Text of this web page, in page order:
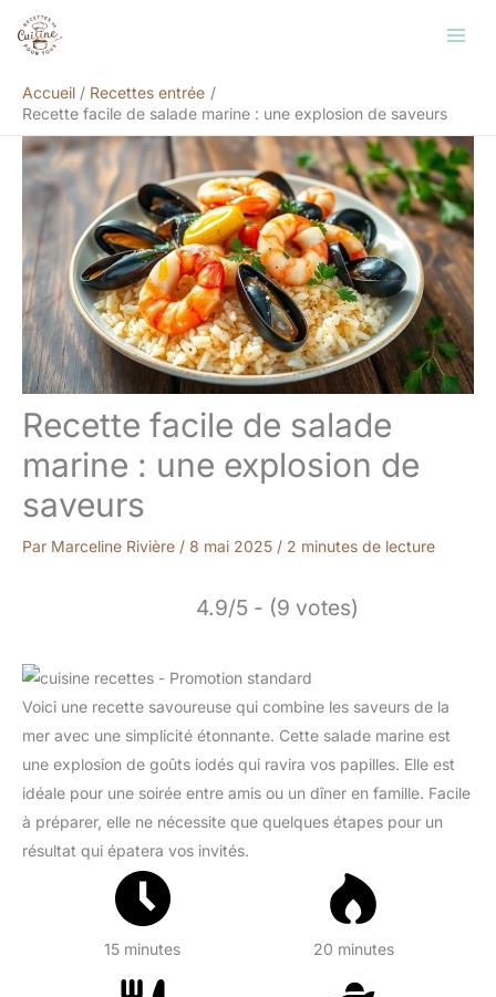
Accueil
Recettes entrée
Recette facile de salade marine : une explosion de saveurs
Recette facile de salade
marine : une explosion de
saveurs
Par Marceline Rivière / 8 mai 2025 / 2 minutes de lecture
4.9/5 - (9 votes)
Voici une recette savoureuse qui combine les saveurs de la
mer avec une simplicité étonnante. Cette salade marine est
une explosion de goûts iodés qui ravira vos papilles. Elle est
idéale pour une soirée entre amis ou un dîner en famille. Facile
à préparer, elle ne nécessite que quelques étapes pour un
résultat qui épatera vos invités.
15 minutes 20 minutes
Rechercher